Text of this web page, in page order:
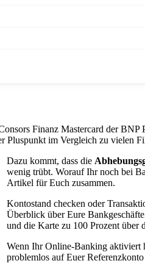
Finanz Mastercard der BNP
Pluspunkt im Vergleich zu vielen
Dazu kommt, dass die
wenig trübt. Worauf Ihr noch bei
Artikel für Euch zusammen.
Kontostand checken oder
Überblick über Eure
und die Karte zu 100 Prozent über
Wenn Ihr Online-Banking aktiviert
problemlos auf Euer